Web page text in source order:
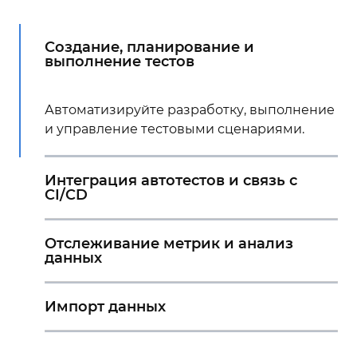
Создание, планирование и
выполнение тестов
Автоматизируйте разработку, выполнение
и управление тестовыми сценариями.
Интеграция автотестов и связь с
CI/CD
Отслеживание метрик и анализ
данных
Импорт данных